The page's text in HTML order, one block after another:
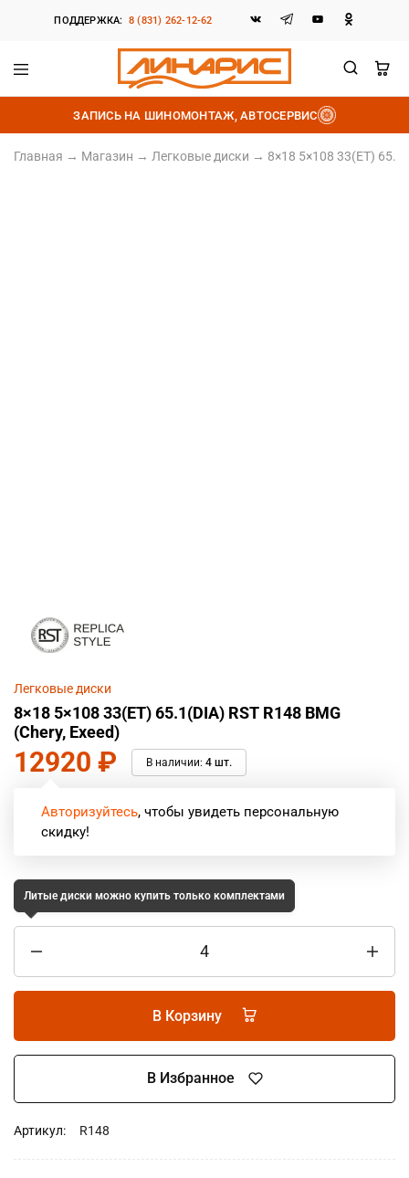
ПОДДЕРЖКА: 8 (831) 262-12-62
Линарис
Продажа
шин,
дисков
и
аккумуляторов
ЗАПИСЬ НА ШИНОМОНТАЖ, АВТОСЕРВИС
Главная → Магазин → Легковые диски → 8×18 5×108 33(ET)
Легковые диски
8×18 5×108 33(ET) 65.1(DIA) RST R148 BMG
(Chery, Exeed)
12920 ₽ В наличии: 4 шт.
Авторизуйтесь, чтобы увидеть персональную
скидку!
Литые диски можно купить только комплектами
В Корзину
В Избранное
Артикул: R148